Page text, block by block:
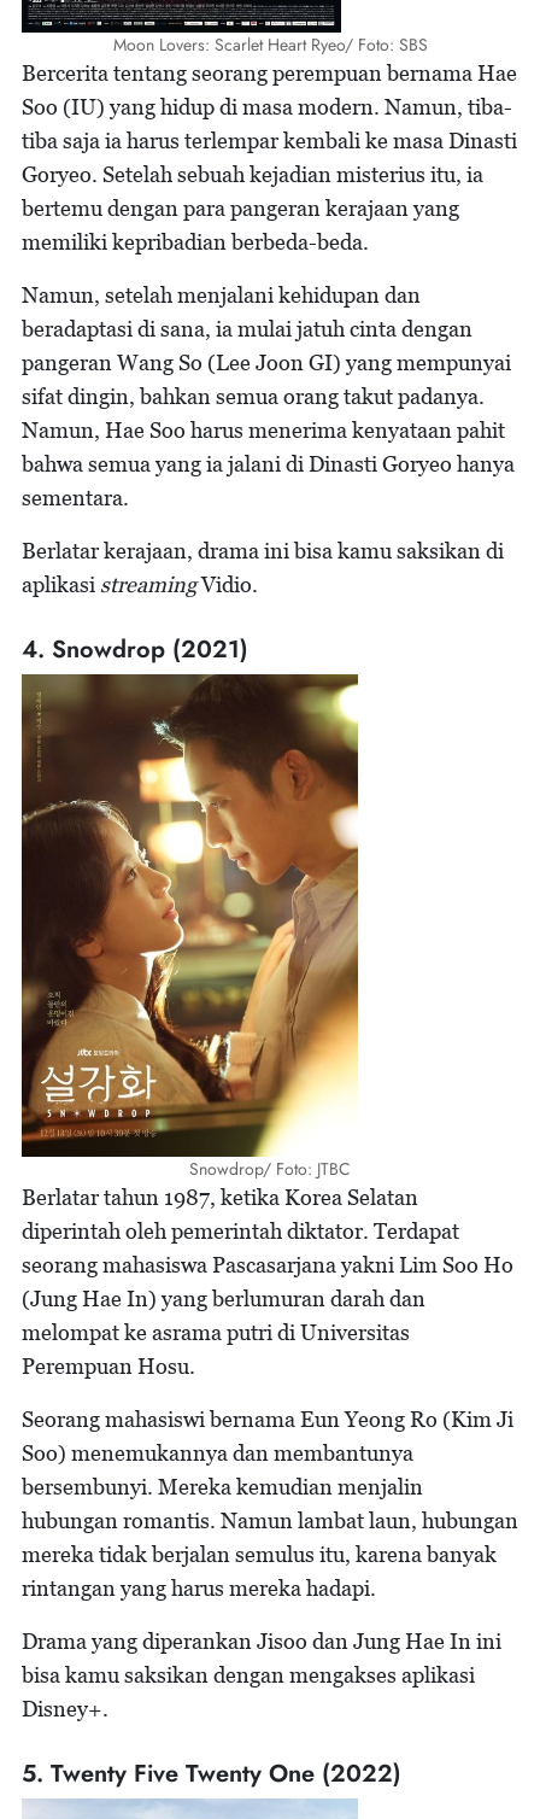
Moon Lovers: Scarlet Heart Ryeo/ Foto: SBS
Bercerita tentang seorang perempuan bernama Hae
Soo (IU) yang hidup di masa modern. Namun, tiba-
tiba saja ia harus terlempar kembali ke masa Dinasti
Goryeo. Setelah sebuah kejadian misterius itu, ia
bertemu dengan para pangeran kerajaan yang
memiliki kepribadian berbeda-beda.
Namun, setelah menjalani kehidupan dan
beradaptasi di sana, ia mulai jatuh cinta dengan
pangeran Wang So (Lee Joon GI) yang mempunyai
sifat dingin, bahkan semua orang takut padanya.
Namun, Hae Soo harus menerima kenyataan pahit
bahwa semua yang ia jalani di Dinasti Goryeo hanya
sementara.
Berlatar kerajaan, drama ini bisa kamu saksikan di
aplikasi streamingVidio.
4. Snowdrop (2021)
Snowdrop/ Foto: JTBC
Berlatar tahun 1987, ketika Korea Selatan
diperintah oleh pemerintah diktator. Terdapat
seorang mahasiswa Pascasarjana yakni Lim Soo Ho
(Jung Hae In) yang berlumuran darah dan
melompat ke asrama putri di Universitas
Perempuan Hosu.
Seorang mahasiswi bernama Eun Yeong Ro (Kim Ji
Soo) menemukannya dan membantunya
bersembunyi. Mereka kemudian menjalin
hubungan romantis. Namun lambat laun, hubungan
mereka tidak berjalan semulus itu, karena banyak
rintangan yang harus mereka hadapi.
Drama yang diperankan Jisoo dan Jung Hae In ini
bisa kamu saksikan dengan mengakses aplikasi
Disney+.
5. Twenty Five Twenty One (2022)